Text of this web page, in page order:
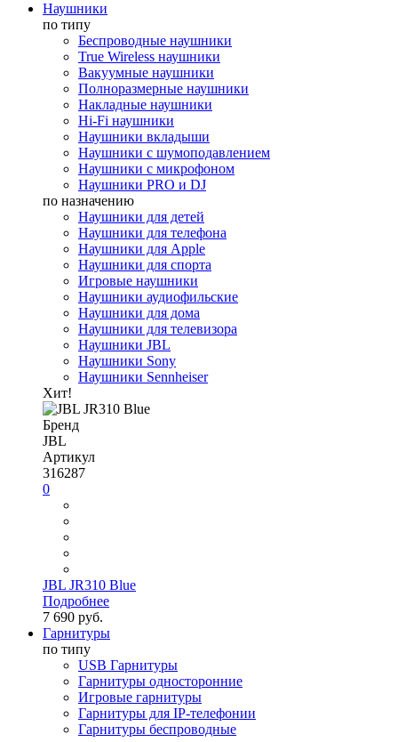
Наушники
по типу
Беспроводные наушники
True Wireless наушники
Вакуумные наушники
Полноразмерные наушники
Накладные наушники
Hi-Fi наушники
Наушники вкладыши
Наушники с шумоподавлением
Наушники с микрофоном
Наушники PRO и DJ
по назначению
Наушники для детей
Наушники для телефона
Наушники для Apple
Наушники для спорта
Игровые наушники
Наушники аудиофильские
Наушники для дома
Наушники для телевизора
Наушники JBL
Наушники Sony
Наушники Sennheiser
Хит!
Бренд
JBL
Артикул
316287
0
JBL JR310 Blue
Подробнее
7 690 руб.
Гарнитуры
по типу
USB Гарнитуры
Гарнитуры односторонние
Игровые гарнитуры
Гарнитуры для IP-телефонии
Гарнитуры беспроводные